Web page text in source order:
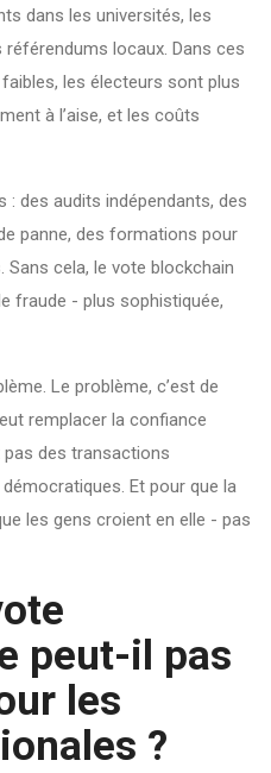
dans les universités, les
locaux. Dans ces
les électeurs sont plus
à l’aise, et les coûts
: des audits indépendants, des
panne, des formations pour
Sans cela, le vote blockchain
fraude - plus sophistiquée,
Le problème, c’est de
remplacer la confiance
des transactions
Et pour que la
les gens croient en elle - pas
peut-il pas
les
?